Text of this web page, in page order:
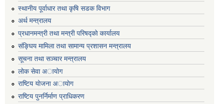
स्थानीय पूर्वाधार तथा कृषि सडक विभाग
अर्थ मन्त्रालय
प्रधानमन्त्री तथा मन्त्री परिषद्काे कार्यालय
संङ्घिय मामिला तथा सामान्य प्रशासन मन्त्रालय
सूचना तथा सञ्चार मन्त्रालय
लाेक सेवा अायाेग
राष्टिय याेजना अायाेग
राष्टिय पुनर्निर्माण प्राधिकरण